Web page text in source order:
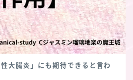
大腸炎」にも期待できると言わ